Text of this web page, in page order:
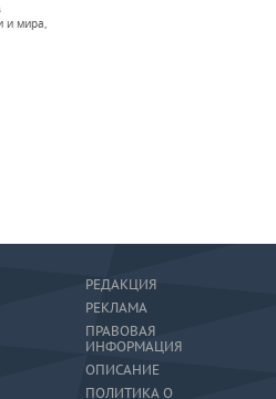
и мира,
РЕДАКЦИЯ
РЕКЛАМА
ПРАВОВАЯ
ИНФОРМАЦИЯ
ОПИСАНИЕ
ПОЛИТИКА О